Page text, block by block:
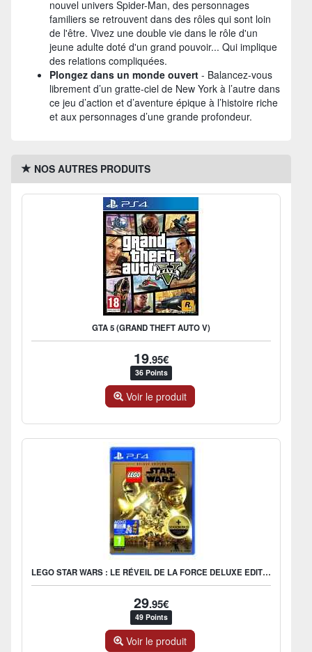
nouvel univers Spider-Man, des personnages
familiers se retrouvent dans des rôles qui sont loin
de l'être. Vivez une double vie dans le rôle d'un
jeune adulte doté d'un grand pouvoir... Qui implique
des relations compliquées.
Plongez dans un monde ouvert - Balancez-vous
librement d’un gratte-ciel de New York à l’autre dans
ce jeu d’action et d’aventure épique à l’histoire riche
et aux personnages d’une grande profondeur.
NOS AUTRES PRODUITS
GTA 5 (GRAND THEFT AUTO V)
19.95€
36 Points
Voir le produit
LEGO STAR WARS : LE RÉVEIL DE LA FORCE DELUXE EDITION
29.95€
49 Points
Voir le produit